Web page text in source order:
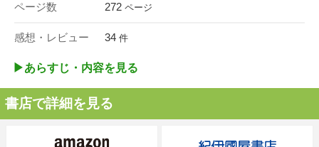
ページ数 272 ページ
感想・レビュー 34 件
▶︎あらすじ・内容を見る
書店で詳細を見る